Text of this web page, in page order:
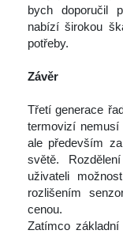
bych doporučil
nabízí širokou
potřeby.
Závěr
Třetí generace
termovizí
ale především
větě.
uživateli
rozlišením
cenou.
Zatímco